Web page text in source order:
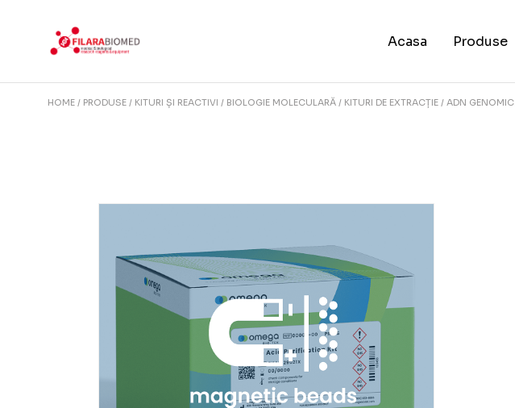
Acasa Produse
HOME PRODUSE KITURI ȘI REACTIVI BIOLOGIE MOLECULARĂ KITURI DE EXTRACȚIE ADN GENOMIC